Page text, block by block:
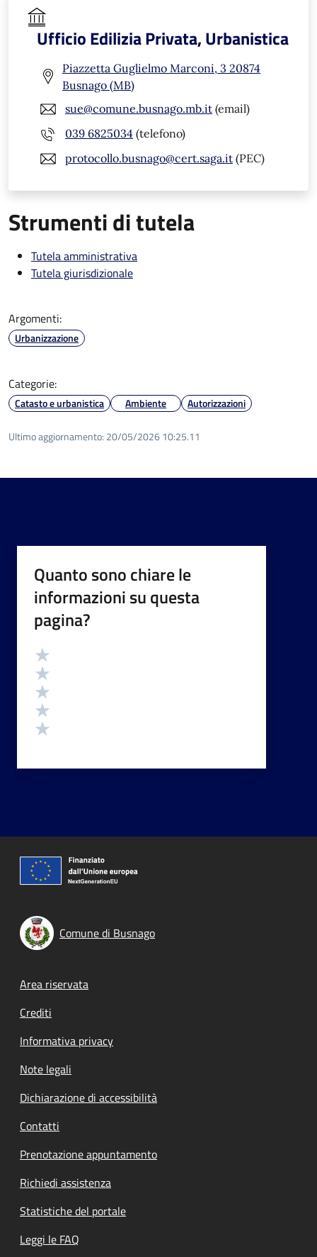
Ufficio Edilizia Privata, Urbanistica
Piazzetta Guglielmo Marconi, 3 20874
Busnago (MB)
sue@comune.busnago.mb.it (email)
039 6825034 (telefono)
protocollo.busnago@cert.saga.it (PEC)
Strumenti di tutela
Tutela amministrativa
Tutela giurisdizionale
Argomenti:
Urbanizzazione
Categorie:
Catasto e urbanistica Ambiente Autorizzazioni
Ultimo aggiornamento: 20/05/2026 10:25.11
Quanto sono chiare le
informazioni su questa
pagina?
Valutazione
Comune di Busnago
Footer menu
Area riservata
Crediti
Informativa privacy
Note legali
Dichiarazione di accessibilità
Contatti
Prenotazione appuntamento
Richiedi assistenza
Statistiche del portale
Leggi le FAQ